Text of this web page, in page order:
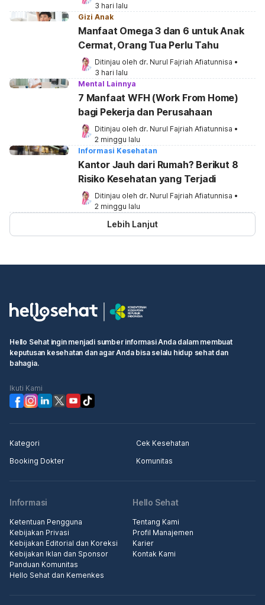
3 hari lalu
Gizi Anak
Manfaat Omega 3 dan 6 untuk Anak
Cermat, Orang Tua Perlu Tahu
Ditinjau oleh dr. Nurul Fajriah Afiatunnisa •
3 hari lalu
Mental Lainnya
7 Manfaat WFH (Work From Home)
bagi Pekerja dan Perusahaan
Ditinjau oleh dr. Nurul Fajriah Afiatunnisa •
2 minggu lalu
Informasi Kesehatan
Kantor Jauh dari Rumah? Berikut 8
Risiko Kesehatan yang Terjadi
Ditinjau oleh dr. Nurul Fajriah Afiatunnisa •
2 minggu lalu
Lebih Lanjut
Hello Sehat ingin menjadi sumber informasi Anda dalam membuat
keputusan kesehatan dan agar Anda bisa selalu hidup sehat dan
bahagia.
Ikuti Kami
Kategori
Cek Kesehatan
Booking Dokter
Komunitas
Informasi
Ketentuan Pengguna
Kebijakan Privasi
Kebijakan Editorial dan Koreksi
Kebijakan Iklan dan Sponsor
Panduan Komunitas
Hello Sehat dan Kemenkes
Hello Sehat
Tentang Kami
Profil Manajemen
Karier
Kontak Kami